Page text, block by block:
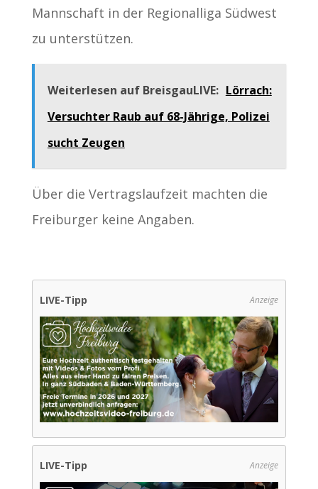
Mannschaft in der Regionalliga Südwest
zu unterstützen.
Weiterlesen auf BreisgauLIVE: Lörrach:
Versuchter Raub auf 68-Jährige, Polizei
sucht Zeugen
Über die Vertragslaufzeit machten die
Freiburger keine Angaben.
LIVE-Tipp Anzeige
LIVE-Tipp Anzeige